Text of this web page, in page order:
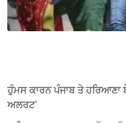
ਹੁੰਮਸ ਕਾਰਨ ਪੰਜਾਬ ਤੇ ਹਰਿਆਣਾ
ਅਲਰਟ`